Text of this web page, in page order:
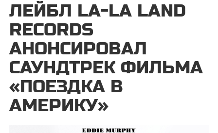
ЛЕЙБЛ LA-LA LAND
RECORDS
АНОНСИРОВАЛ
САУНДТРЕК ФИЛЬМА
«ПОЕЗДКА В
АМЕРИКУ»